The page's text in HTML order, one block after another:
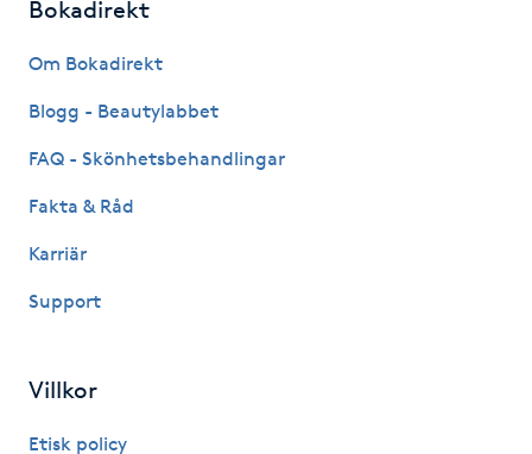
Japansk massage
K18
Bokadirekt
Om Bokadirekt
Blogg - Beautylabbet
FAQ - Skönhetsbehandlingar
Fakta & Råd
Karriär
Support
Villkor
Etisk policy